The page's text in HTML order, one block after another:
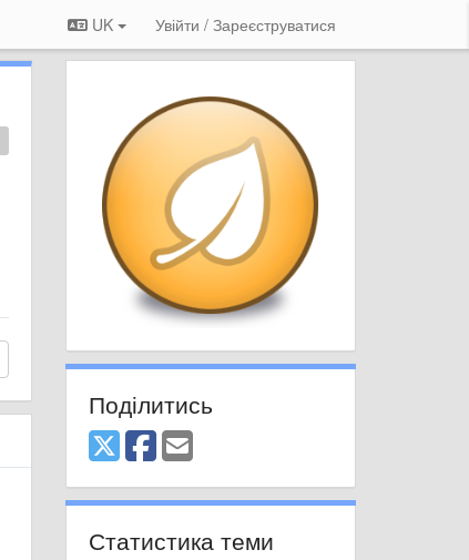
UK Увійти / Зареєструватися
Поділитись
Статистика теми